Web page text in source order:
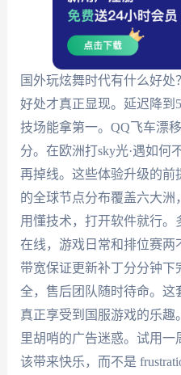
国外玩炫舞时代有什么好处
好处才真正显现。延迟降到
技场能拿第一。QQ飞车漂
分。在欧洲打sky光·遇如何
再掉线。这些体验升级的前
的全球节点分布覆盖六大
用懂技术，打开软件就行
在线，游戏日常和排位赛两
带宽保证更新补丁分分钟下
全，售后团队随时待命。
真正享受到国服游戏的乐
里胡哨的广告迷惑。试用
该带来快乐，而不是